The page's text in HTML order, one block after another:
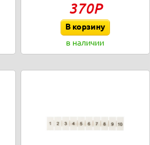
370Р
В корзину
в наличии